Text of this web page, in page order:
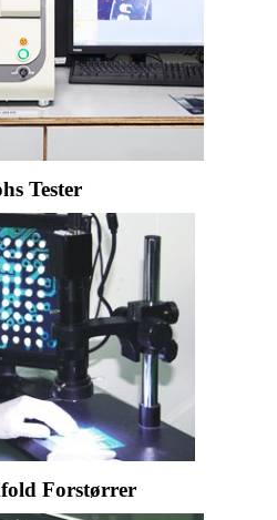
Tester
Forstørrer